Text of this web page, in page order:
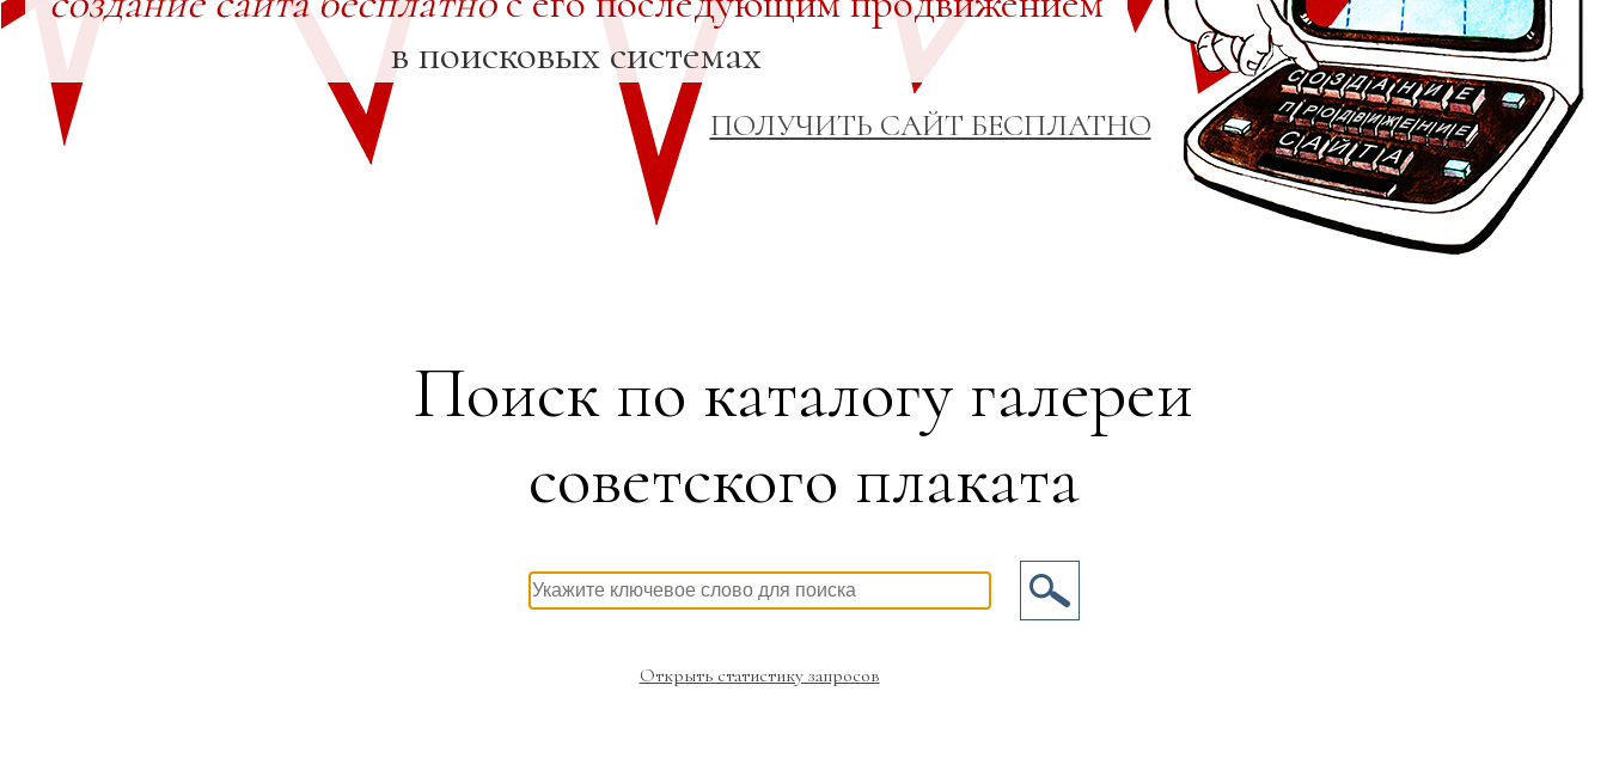
в поисковых системах
ПОЛУЧИТЬ САЙТ БЕСПЛАТНО
Поиск по каталогу галереи
советского плаката
Открыть статистику запросов